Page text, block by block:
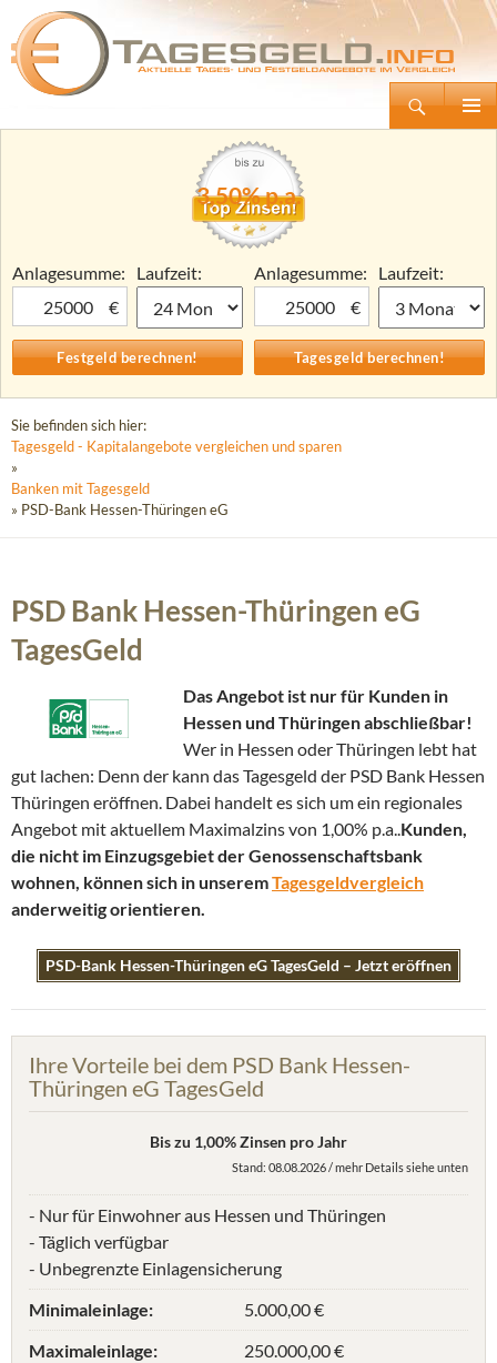
Tagesgeld.info – Tagesgeldkonten vergleichen und Tagesgeld-Zinsen berechnen
Zum
3,50% p.a.
Anlagesumme:
€
Laufzeit:
Anlagesumme:
€
Laufzeit:
Sie befinden sich hier:
Tagesgeld - Kapitalangebote vergleichen und sparen
»
Banken mit Tagesgeld
» PSD-Bank Hessen-Thüringen eG
PSD Bank Hessen-Thüringen eG
TagesGeld
Das Angebot ist nur für Kunden in
Hessen und Thüringen abschließbar!
Wer in Hessen oder Thüringen lebt hat
gut lachen: Denn der kann das Tagesgeld der PSD Bank Hessen
Thüringen eröffnen. Dabei handelt es sich um ein regionales
Angebot mit aktuellem Maximalzins von 1,00% p.a..Kunden,
die nicht im Einzugsgebiet der Genossenschaftsbank
wohnen, können sich in unseremTagesgeldvergleich
anderweitig orientieren.
PSD-Bank Hessen-Thüringen eG TagesGeld – Jetzt eröffnen
Ihre Vorteile bei dem PSD Bank Hessen-
Thüringen eG TagesGeld
Bis zu 1,00% Zinsen pro Jahr
Stand: 08.08.2026 / mehr Details siehe unten
- Nur für Einwohner aus Hessen und Thüringen
- Täglich verfügbar
- Unbegrenzte Einlagensicherung
Minimaleinlage:
5.000,00 €
Maximaleinlage:
250.000,00 €